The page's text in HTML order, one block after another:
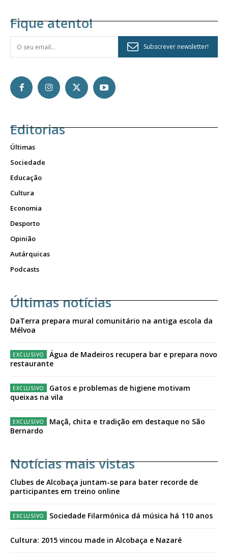
Fique atento!
Subscrever newsletter!
Editorias
Últimas
Sociedade
Educação
Cultura
Economia
Desporto
Opinião
Autárquicas
Podcasts
Últimas notícias
DaTerra prepara mural comunitário na antiga escola da
Mélvoa
Água de Madeiros recupera bar e prepara novo
restaurante
Gatos e problemas de higiene motivam
queixas na vila
Maçã, chita e tradição em destaque no São
Bernardo
Notícias mais vistas
Clubes de Alcobaça juntam-se para bater recorde de
participantes em treino online
Sociedade Filarmónica dá música há 110 anos
Cultura: 2015 vincou made in Alcobaça e Nazaré